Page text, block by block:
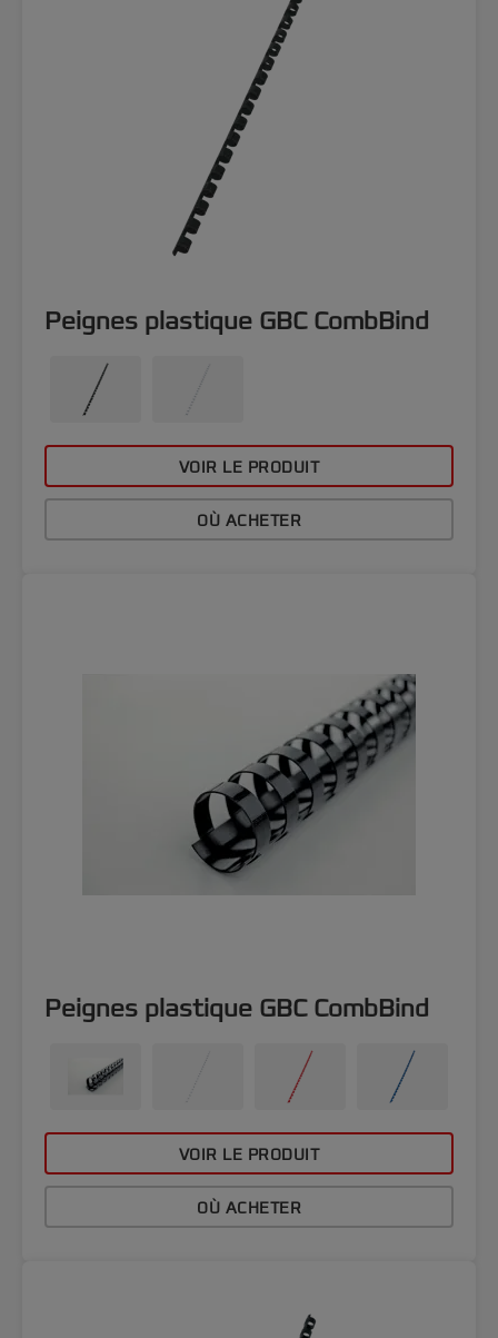
Peignes plastique GBC CombBind
VOIR LE PRODUIT
OÙ ACHETER
Peignes plastique GBC CombBind
VOIR LE PRODUIT
OÙ ACHETER